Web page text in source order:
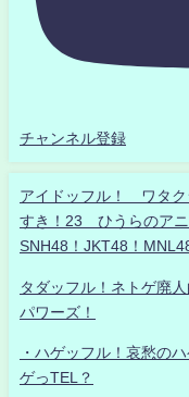
チャンネル登録
アイドッフル！ ワタ
すき！23 ひうらのア
SNH48！JKT48！
タダッフル！ネトゲ廃
パワーズ！
・ハゲッフル！哀愁の
ゲっTEL？